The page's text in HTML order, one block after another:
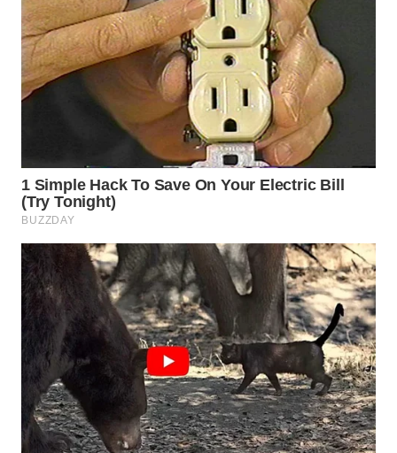
SURABAYA
WN
NATUNA
WN
MANDALIKA
WN
LIKUPANG
WN
LABUANBAJO
WN
BORNEO
Wahana